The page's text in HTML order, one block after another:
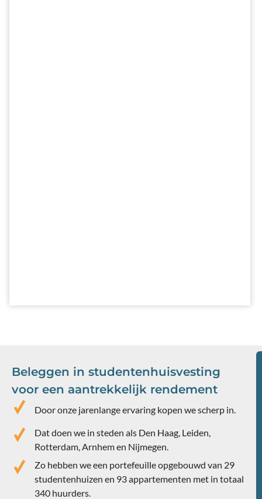
Beleggen in studentenhuisvesting
voor een aantrekkelijk rendement
Door onze jarenlange ervaring kopen we scherp in.
Dat doen we in steden als Den Haag, Leiden,
Rotterdam, Arnhem en Nijmegen.
Zo hebben we een portefeuille opgebouwd van 29
studentenhuizen en 93 appartementen met in totaal
340 huurders.